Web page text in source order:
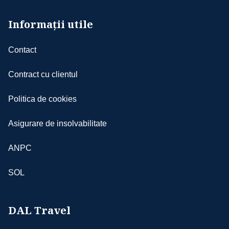
urgență, tratamente, spitalizare sau alte
inclusiv transportul medical de urgență,
Ambele tipuri de asigurări pot fi încheiate la
Suma achitată pentru poliță nu este
asigurări potrivite nevoilor dumneavoastră,
dispoziție.
de securitate, schimbări de aeroporturi din
raţiuni politice, greve, condiţii meteo
obligă să depună eforturi pentru depăşirea
făcută răspunzătoare pentru suportarea
- aşezarea turiştilor în autocar se va face
înscrierilor, iar cei care au achitat supliment
locuri în autocar
- conform legilor internaţionale, doar ghizii
Informații utile
Contact
Contract cu clientul
Politica de cookies
Asigurare de insolvabilitate
ANPC
SOL
DAL Travel